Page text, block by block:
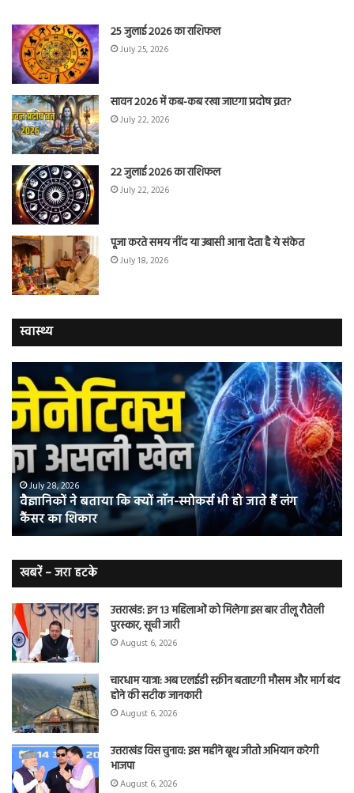
25 जुलाई 2026 का राशिफल
July 25, 2026
सावन 2026 में कब-कब रखा जाएगा प्रदोष व्रत?
July 22, 2026
22 जुलाई 2026 का राशिफल
July 22, 2026
पूजा करते समय नींद या उबासी आना देता है ये संकेत
July 18, 2026
स्वास्थ्य
ने
बताया
कि
क्यों
नॉन-
स्मोकर्स
भी
जाते
हैं
कैंसर का
शिकार
July 28, 2026
वैज्ञानिकों ने बताया कि क्यों नॉन-स्मोकर्स भी हो जाते हैं लंग
कैंसर का शिकार
में
की
खबरें – जरा हटके
उत्तराखंड: इन 13 महिलाओं को मिलेगा इस बार तीलू रौतेली
पुरस्कार, सूची जारी
August 6, 2026
चारधाम यात्रा: अब एलईडी स्क्रीन बताएगी मौसम और मार्ग बंद
होने की सटीक जानकारी
August 6, 2026
उत्तराखंड विस चुनाव: इस महीने बूथ जीतो अभियान करेगी
भाजपा
August 6, 2026